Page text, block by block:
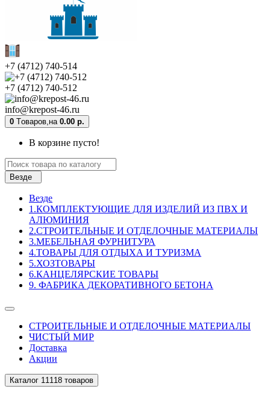
+7 (4712) 740-514
+7 (4712) 740-512
info@krepost-46.ru
0 Tоваров, на 0.00 р.
В корзине пусто!
Везде
Везде
1.КОМПЛЕКТУЮЩИЕ ДЛЯ ИЗДЕЛИЙ ИЗ ПВХ И
АЛЮМИНИЯ
2.СТРОИТЕЛЬНЫЕ И ОТДЕЛОЧНЫЕ МАТЕРИАЛЫ
3.МЕБЕЛЬНАЯ ФУРНИТУРА
4.ТОВАРЫ ДЛЯ ОТДЫХА И ТУРИЗМА
5.ХОЗТОВАРЫ
6.КАНЦЕЛЯРСКИЕ ТОВАРЫ
9. ФАБРИКА ДЕКОРАТИВНОГО БЕТОНА
СТРОИТЕЛЬНЫЕ И ОТДЕЛОЧНЫЕ МАТЕРИАЛЫ
ЧИСТЫЙ МИР
Доставка
Акции
Каталог 11118 товаров